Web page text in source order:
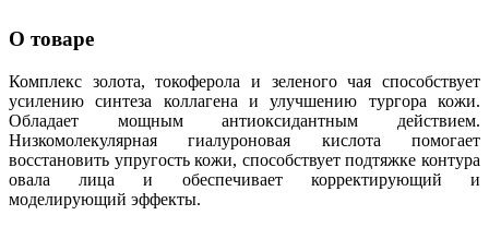
О товаре
Комплекс золота, токоферола и зеленого чая способствует
усилению синтеза коллагена и улучшению тургора кожи.
Обладает мощным антиоксидантным действием.
Низкомолекулярная гиалуроновая кислота помогает
восстановить упругость кожи, способствует подтяжке контура
овала лица и обеспечивает корректирующий и
моделирующий эффекты.